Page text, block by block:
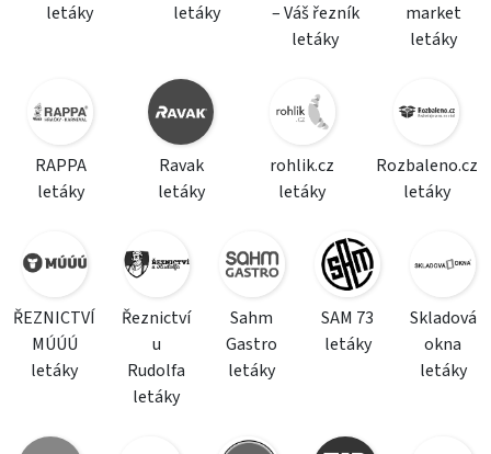
letáky
letáky
– Váš řezník
letáky
market
letáky
RAPPA
letáky
Ravak
letáky
rohlik.cz
letáky
Rozbaleno.cz
letáky
ŘEZNICTVÍ
MÚÚÚ
letáky
Řeznictví
u
Rudolfa
letáky
Sahm
Gastro
letáky
SAM 73
letáky
Skladová
okna
letáky